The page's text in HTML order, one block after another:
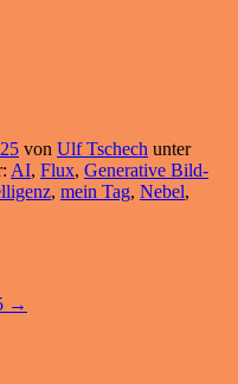
von Ulf Tschech unter
AI, Flux, Generative Bild-
, mein Tag, Nebel,
→